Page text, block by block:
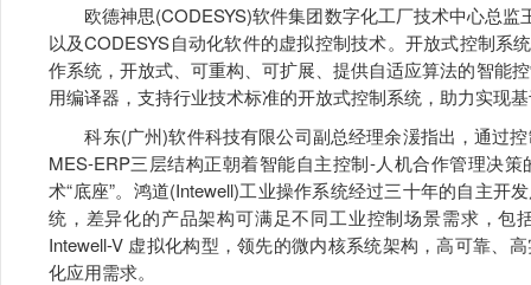
欧德神思(CODESYS)软件集团数字化工厂技术中心总监
以及CODESYS自动化软件的虚拟控制技术。开放式控制系
作系统，开放式、可重构、可扩展、提供自适应算法的智能
用编译器，支持行业技术标准的开放式控制系统，助力实现
科东(广州)软件科技有限公司副总经理余湲指出，通过控
MES-ERP三层结构正朝着智能自主控制-人机合作管理决
术“底座”。鸿道(Intewell)工业操作系统经过三十年的自主开
统，差异化的产品架构可满足不同工业控制场景需求，包
Intewell-V 虚拟化构型，领先的微内核系统架构，高可靠、
化应用需求。